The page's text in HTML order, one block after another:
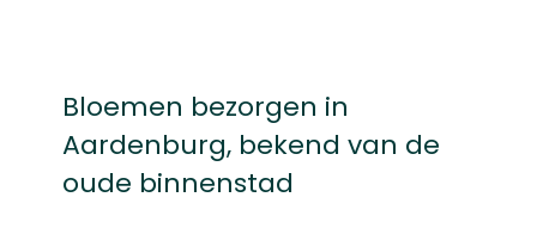
Bloemen bezorgen in
Aardenburg, bekend van de
oude binnenstad